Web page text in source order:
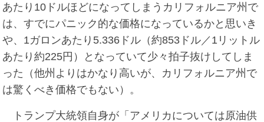
あたり10ドルほどになってしまうカリフォルニア州で
は、すでにパニック的な価格になっているかと思いき
や、1ガロンあたり5.336ドル（約853ドル／1リットル
あたり約225円）となっていて少々拍子抜けしてしま
った（他州よりはかなり高いが、カリフォルニア州で
は驚くべき価格でもない）。
トランプ大統領自身が「アメリカについては原油供